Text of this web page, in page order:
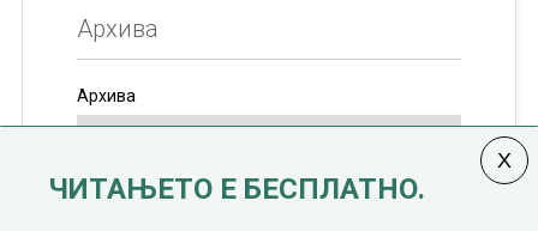
Архива
Архива
ЧИТАЊЕТО Е БЕСПЛАТНО.